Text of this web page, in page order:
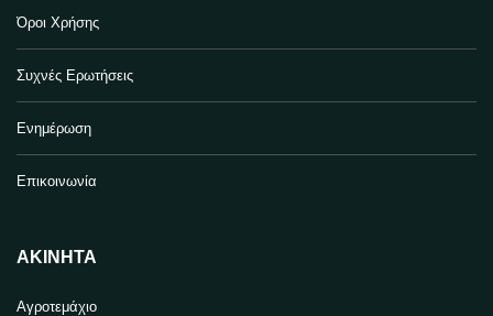
Όροι Χρήσης
Συχνές Ερωτήσεις
Ενημέρωση
Επικοινωνία
ΑΚΊΝΗΤΑ
Αγροτεμάχιο